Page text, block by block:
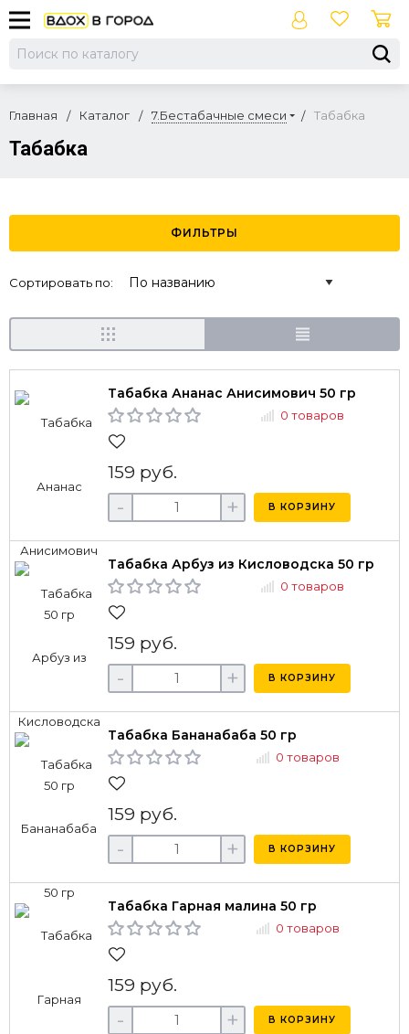
Главная Каталог 7.Бестабачные смеси Табабка
Табабка
ФИЛЬТРЫ
Сортировать по:
Табабка Ананас Анисимович 50 гр
0 товаров
159 руб.
- + В КОРЗИНУ
Табабка Арбуз из Кисловодска 50 гр
0 товаров
159 руб.
- + В КОРЗИНУ
Табабка Бананабаба 50 гр
0 товаров
159 руб.
- + В КОРЗИНУ
Табабка Гарная малина 50 гр
0 товаров
159 руб.
- + В КОРЗИНУ